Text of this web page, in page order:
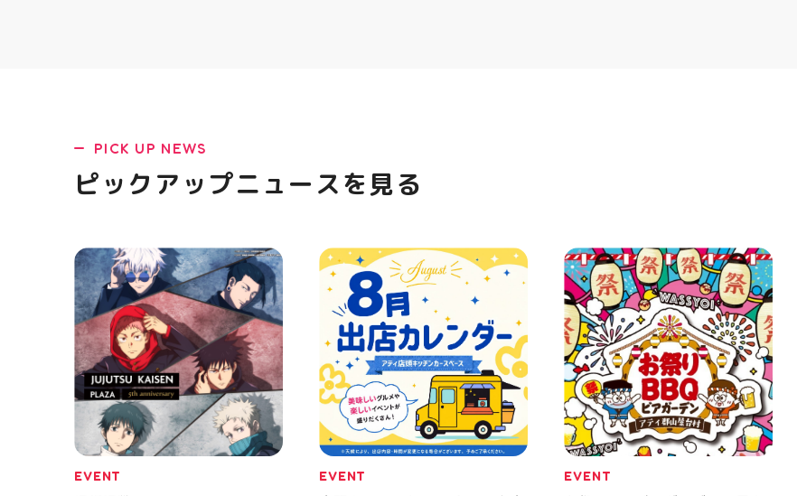
PICK UP NEWS
ピックアップニュースを見る
EVENT EVENT EVENT